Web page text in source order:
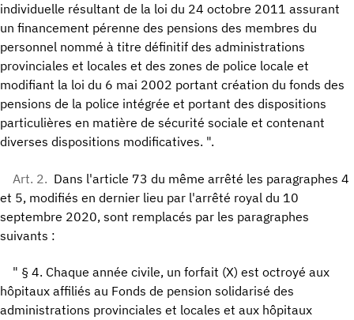
individuelle résultant de la loi du 24 octobre 2011 assurant
un financement pérenne des pensions des membres du
personnel nommé à titre définitif des administrations
provinciales et locales et des zones de police locale et
modifiant la loi du 6 mai 2002 portant création du fonds des
pensions de la police intégrée et portant des dispositions
particulières en matière de sécurité sociale et contenant
diverses dispositions modificatives. ".
Art. 2. Dans l'article 73 du même arrêté les paragraphes 4
et 5, modifiés en dernier lieu par l'arrêté royal du 10
septembre 2020, sont remplacés par les paragraphes
suivants :
" § 4. Chaque année civile, un forfait (X) est octroyé aux
hôpitaux affiliés au Fonds de pension solidarisé des
administrations provinciales et locales et aux hôpitaux